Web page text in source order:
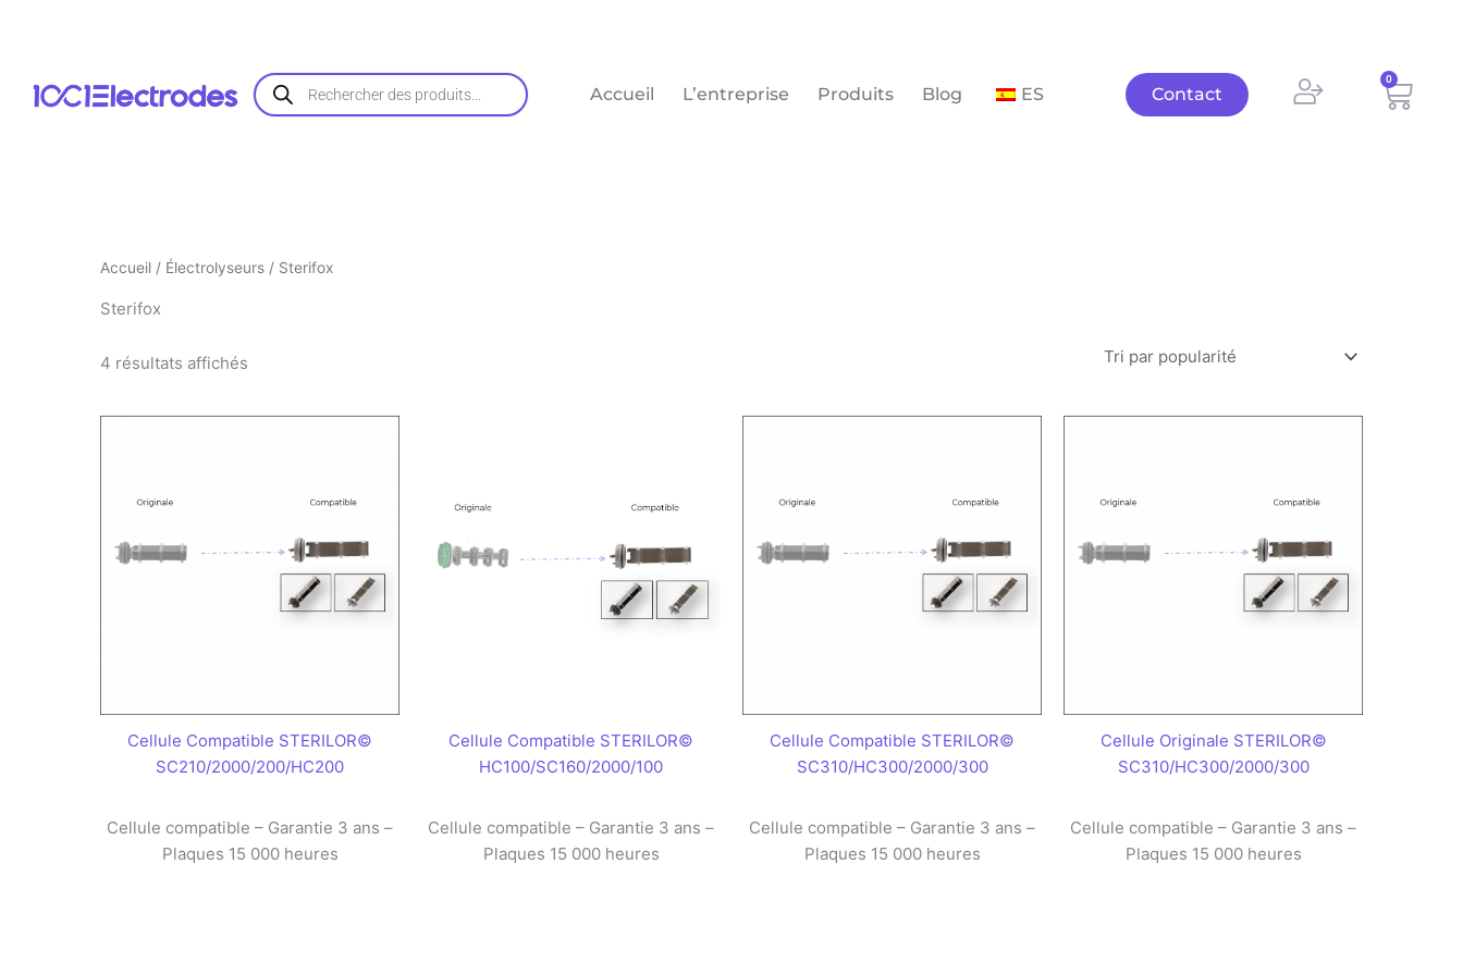
Recherche
de
produits
Accueil L’entreprise Produits Blog ES Contact
0
Accueil / Électrolyseurs / Sterifox
Sterifox
4 résultats affichés
Cellule Compatible STERILOR©
SC210/2000/200/HC200
Cellule compatible – Garantie 3 ans –
Plaques 15 000 heures
Cellule Compatible STERILOR©
HC100/SC160/2000/100
Cellule compatible – Garantie 3 ans –
Plaques 15 000 heures
Cellule Compatible STERILOR©
SC310/HC300/2000/300
Cellule compatible – Garantie 3 ans –
Plaques 15 000 heures
Cellule Originale STERILOR©
SC310/HC300/2000/300
Cellule compatible – Garantie 3 ans –
Plaques 15 000 heures